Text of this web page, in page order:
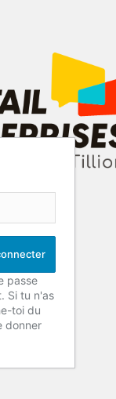
passe
Si tu n'as
toi du
donner